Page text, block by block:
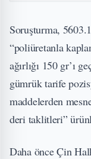
Soruşturma,
“poliüretanla
ağırlığı 150 gr’ı
gümrük tarife
maddelerden
deri taklitleri”
Daha önce Çin